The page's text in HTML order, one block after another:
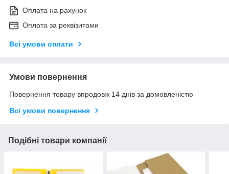
Оплата на рахунок
Оплата за реквізитами
Всі умови оплати
Умови повернення
Повернення товару впродовж 14 днів за домовленістю
Всі умови повернення
Подібні товари компанії